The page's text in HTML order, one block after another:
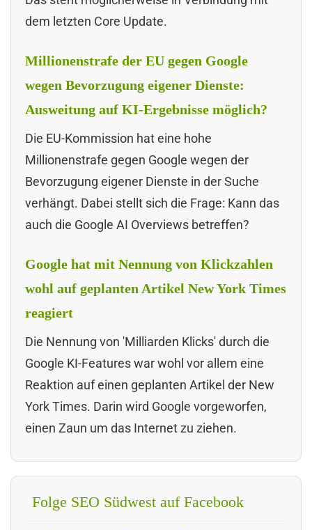
dem letzten Core Update.
Millionenstrafe der EU gegen Google
wegen Bevorzugung eigener Dienste:
Ausweitung auf KI-Ergebnisse möglich?
Die EU-Kommission hat eine hohe
Millionenstrafe gegen Google wegen der
Bevorzugung eigener Dienste in der Suche
verhängt. Dabei stellt sich die Frage: Kann das
auch die Google AI Overviews betreffen?
Google hat mit Nennung von Klickzahlen
wohl auf geplanten Artikel New York Times
reagiert
Die Nennung von 'Milliarden Klicks' durch die
Google KI-Features war wohl vor allem eine
Reaktion auf einen geplanten Artikel der New
York Times. Darin wird Google vorgeworfen,
einen Zaun um das Internet zu ziehen.
Folge SEO Südwest auf Facebook